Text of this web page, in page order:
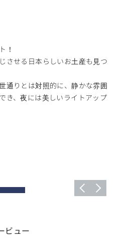
！
させる日本らしいお土産も見つ
通りとは対照的に、静かな雰囲
き、夜には美しいライトアップ
ビュー